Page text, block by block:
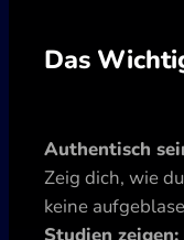
Das
Authentisch
Zeig dich, wie
keine
Studien zeigen: